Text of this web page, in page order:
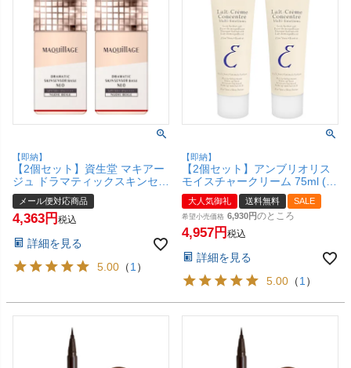
【即納】
【2個セット】資生堂 マキアー
ジュ ドラマティックスキンセン
サーベース NEO 25ml #ヌーデ
ィーベージュ SPF50+ PA++++
【化粧下地 美容液】【メール便
set2)
メール便対応商品
4,363 税込
詳細を見る
5.00 （1）
【即納】
【2個セット】アンブリオリス
モイスチャークリーム 75ml (ノ
ーマル～ドライスキン用) 化粧
下地【メイクアップベース&保
湿クリーム】【embryolisse】
【宅配便送料無料】 (5000234-
大人気御礼 送料無料 SALE
希望小売価格 6,930 のところ
4,957 税込
詳細を見る
5.00 （1）